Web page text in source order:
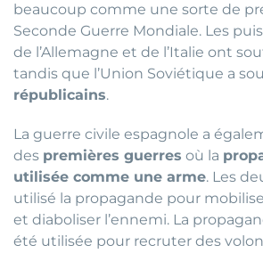
beaucoup comme une sorte de
Seconde Guerre Mondiale. Les
de l’Allemagne et de l’Italie ont
tandis que l’Union Soviétique a
républicains.
La guerre civile espagnole a
des premières guerres où la
utilisée comme une arme. Les
utilisé la propagande pour
et diaboliser l’ennemi. La
été utilisée pour recruter des